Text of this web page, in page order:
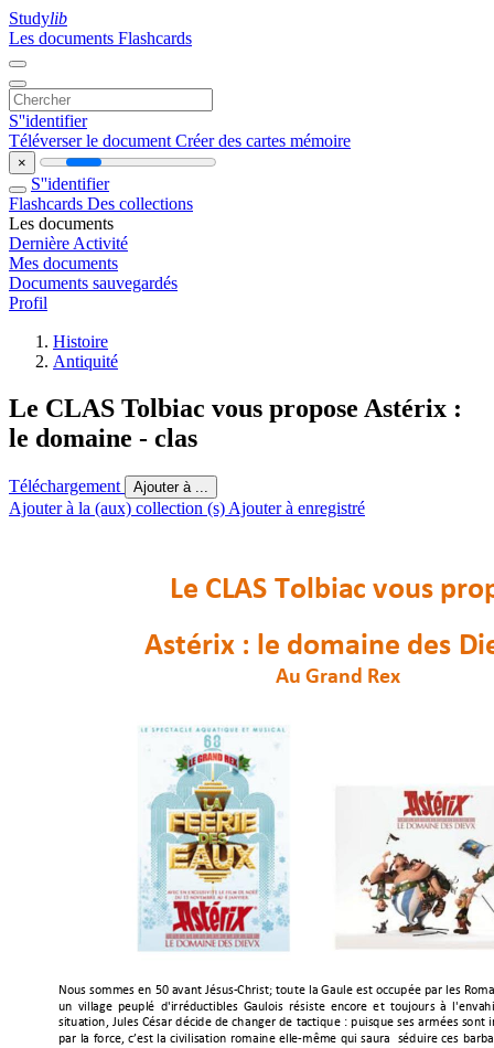
Studylib
Les documents Flashcards
S''identifier
Téléverser le document Créer des cartes mémoire
×
S''identifier
Flashcards Des collections
Les documents
Dernière Activité
Mes documents
Documents sauvegardés
Profil
Histoire
Antiquité
Le CLAS Tolbiac vous propose Astérix :
le domaine - clas
Téléchargement Ajouter à ...
Ajouter à la (aux) collection (s) Ajouter à enregistré
Le CLAS Tolbiac vous
Astérix : le domaine des
Au Grand Rex
Nous sommes en 50 avant Jésus‐Christ; toute la Gaule est occupée par les
un village peuplé d'irréductibles Gaulois résiste encore et toujours à
situation, Jules César décide de changerde tactique : puisqueses armées sont
par la force, c’est la civilisation romaine elle‐même qui saura séduireces